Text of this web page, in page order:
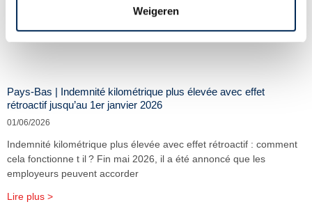
Weigeren
Pays-Bas | Indemnité kilométrique plus élevée avec effet
rétroactif jusqu’au 1er janvier 2026
01/06/2026
Indemnité kilométrique plus élevée avec effet rétroactif : comment
cela fonctionne t il ? Fin mai 2026, il a été annoncé que les
employeurs peuvent accorder
Lire plus >